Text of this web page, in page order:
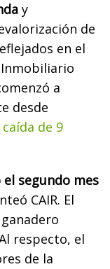
y
de
en el
a
desde
de 9
el segundo mes
CAIR. El
respecto, el
de la